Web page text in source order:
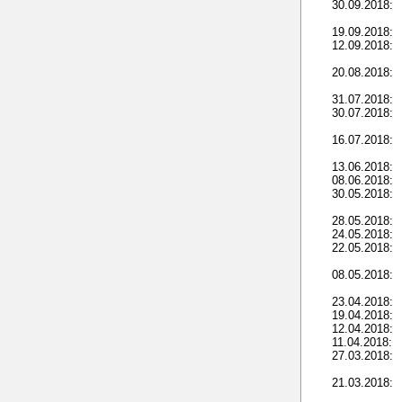
30.09.2018:
19.09.2018:
12.09.2018:
20.08.2018:
31.07.2018:
30.07.2018:
16.07.2018:
13.06.2018:
08.06.2018:
30.05.2018:
28.05.2018:
24.05.2018:
22.05.2018:
08.05.2018:
23.04.2018:
19.04.2018:
12.04.2018:
11.04.2018:
27.03.2018:
21.03.2018: